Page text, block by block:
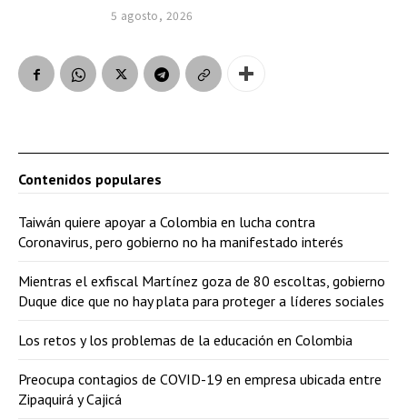
5 agosto, 2026
Contenidos populares
Taiwán quiere apoyar a Colombia en lucha contra
Coronavirus, pero gobierno no ha manifestado interés
Mientras el exfiscal Martínez goza de 80 escoltas, gobierno
Duque dice que no hay plata para proteger a líderes sociales
Los retos y los problemas de la educación en Colombia
Preocupa contagios de COVID-19 en empresa ubicada entre
Zipaquirá y Cajicá